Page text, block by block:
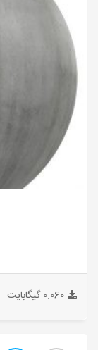
0.060 گیگابایت